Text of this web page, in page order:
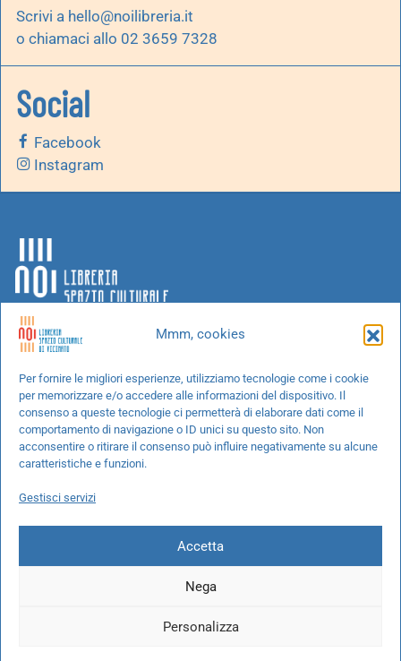
Mmm, cookies
Per fornire le migliori esperienze, utilizziamo tecnologie come i cookie
per memorizzare e/o accedere alle informazioni del dispositivo. Il
consenso a queste tecnologie ci permetterà di elaborare dati come il
comportamento di navigazione o ID unici su questo sito. Non
acconsentire o ritirare il consenso può influire negativamente su alcune
caratteristiche e funzioni.
Gestisci servizi
Accetta
Nega
Personalizza
Scrivi a hello@noilibreria.it
o chiamaci allo 02 3659 7328
Social
Facebook
Instagram
Chi siamo
Progetti speciali
Richiedi un libro
Spedizioni
Cookie Policy
10694580969